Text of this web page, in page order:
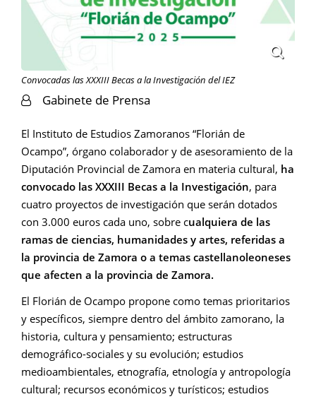
Convocadas las XXXIII Becas a la Investigación del IEZ
Gabinete de Prensa
El Instituto de Estudios Zamoranos “Florián de
Ocampo”, órgano colaborador y de asesoramiento de la
Diputación Provincial de Zamora en materia cultural, ha
convocado las XXXIII Becas a la Investigación, para
cuatro proyectos de investigación que serán dotados
con 3.000 euros cada uno, sobre cualquiera de las
ramas de ciencias, humanidades y artes, referidas a
la provincia de Zamora o a temas castellanoleoneses
que afecten a la provincia de Zamora.
El Florián de Ocampo propone como temas prioritarios
y específicos, siempre dentro del ámbito zamorano, la
historia, cultura y pensamiento; estructuras
demográfico-sociales y su evolución; estudios
medioambientales, etnografía, etnología y antropología
cultural; recursos económicos y turísticos; estudios